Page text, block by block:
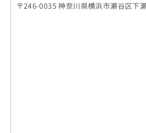
〒246-0035 神奈川県横浜市瀬谷区下